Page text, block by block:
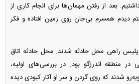
بعد از رفتن مهمان‌ها برای انجام کاری از
دیدم همسرم بی‌جان روی زمین افتاده و فکر
راهی محل حادثه شدند. محل حادثه اتاق
در منطقه اندرزگو بود. در بررسی‌های اولیه،
شدند که روی گردن و سر او آثار کبودی دیده